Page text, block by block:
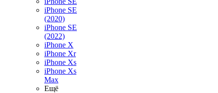
iPhone SE
(2020)
iPhone SE
(2022)
iPhone X
iPhone Xr
iPhone Xs
iPhone Xs
Max
Ещё